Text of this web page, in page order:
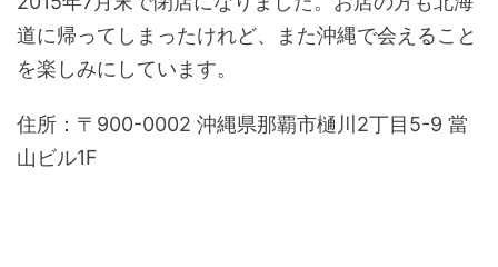
道に帰ってしまったけれど、また沖縄で会えること
を楽しみにしています。
住所：〒900-0002 沖縄県那覇市樋川2丁目5-9 當
山ビル1F